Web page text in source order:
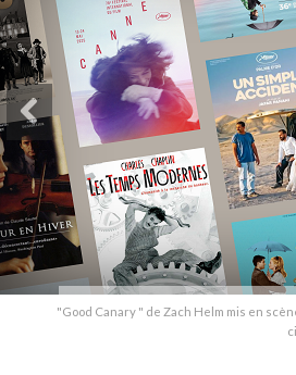
"Good Canary " de Zach Helm mis en